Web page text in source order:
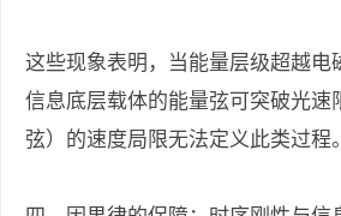
这些现象表明，当能量层级超越电
信息底层载体的能量弦可突破光速
弦）的速度局限无法定义此类过程。